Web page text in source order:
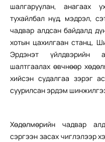
шалгаруулан, анагаах
тухайлбал нүд, мэдрэл,
чадвар алдсан байдалд
хотын цахилгаан станц,
Эрдэнэт үйлдвэрийн
шалтгаалах өвчнөөр
хийсэн судалгаа зэрэг
суурилсан эрдэм
Хөдөлмөрийн чадвар
сэргээн засах чиглэлээр